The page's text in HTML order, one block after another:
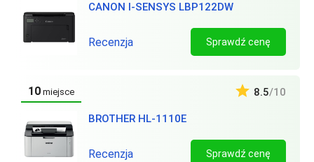
CANON I-SENSYS LBP122DW
Recenzja Sprawdź cenę
10 miejsce
BROTHER HL-1110E
8.5/10
Recenzja Sprawdź cenę